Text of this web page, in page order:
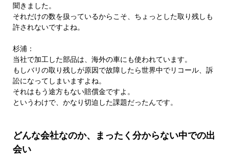
聞きました。
それだけの数を扱っているからこそ、ちょっとした取り残しも
許されないですよね。
杉浦：
当社で加工した部品は、海外の車にも使われています。
もしバリの取り残しが原因で故障したら世界中でリコール、訴
訟になってしまいますよね。
それはもう途方もない賠償金ですよ。
というわけで、かなり切迫した課題だったんです。
どんな会社なのか、まったく分からない中での出
会い